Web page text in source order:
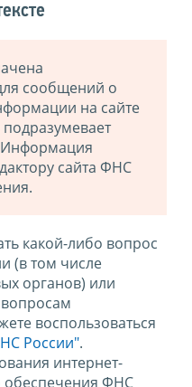
сообщений о
на сайте
Информация
сайта ФНС
какой-либо вопрос
(в том числе
органов) или
воспользоваться
России".
интернет-
обеспечения ФНС